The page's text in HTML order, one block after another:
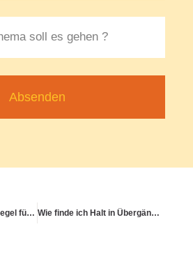
Absenden
Was ist die 20-20-20-Regel für Bildschirmarbeit? Wie finde ich Halt in Übergängen des Lebens?